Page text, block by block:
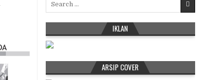
IKLAN
ARSIP COVER